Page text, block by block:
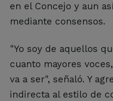
en el Concejo y aun
mediante consensos.
"Yo soy de aquellos
cuanto mayores
va a ser", señaló. Y
indirecta al estilo de